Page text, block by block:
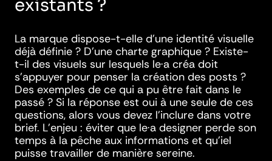
existants ?
La marque dispose-t-elle d’une identité visuelle
déjà définie ? D’une charte graphique ? Existe-
t-il des visuels sur lesquels le·a créa doit
s’appuyer pour penser la création des posts ?
Des exemples de ce qui a pu être fait dans le
passé ? Si la réponse est oui à une seule de ces
questions, alors vous devez l’inclure dans votre
brief. L’enjeu : éviter que le·a designer perde son
temps à la pêche aux informations et qu’iel
puisse travailler de manière sereine.